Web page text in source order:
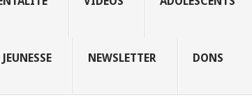
NEWSLETTER DONS